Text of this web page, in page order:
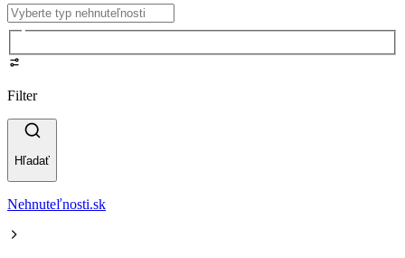
Filter
Hľadať
Nehnuteľnosti.sk